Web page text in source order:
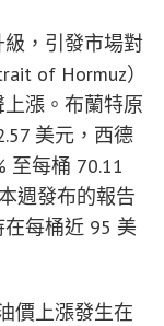
，引發市場對
of Hormuz）
漲。布蘭特原
美元，西德
至每桶 70.11
週發布的報告
每桶近 95 美
價上漲發生在